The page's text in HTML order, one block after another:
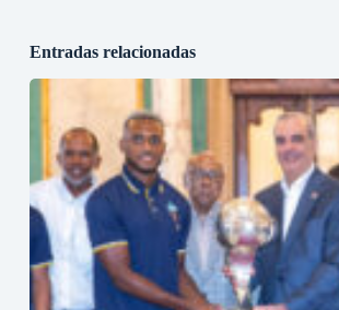
Entradas relacionadas